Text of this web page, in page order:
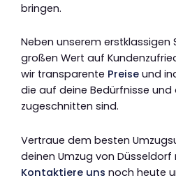
bringen.
Neben unserem erstklassigen
großen Wert auf
wir transparente Preise und
die auf deine Bedürfnisse und
zugeschnitten sind.
Vertraue dem besten
deinen Umzug von Düsseldorf
Kontaktiere uns noch heute